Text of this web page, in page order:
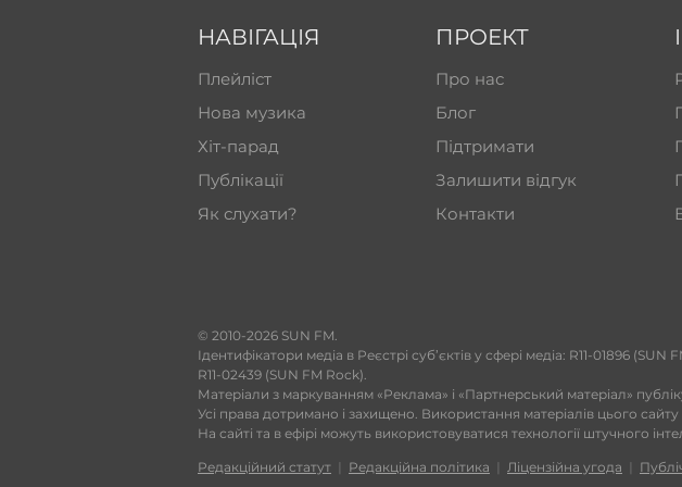
НАВІГАЦІЯ
Плейліст
Нова музика
Хіт-парад
Публікації
Як слухати?
ПРОЕКТ
Про нас
Блог
Підтримати
Залишити відгук
Контакти
​© 2010-2026 SUN FM.
Ідентифікатори медіа в Реєстрі суб’єктів у сфері медіа: R11-01896 (SUN
R11-02439 (SUN FM Rock).
Матеріали з маркуванням «Реклама» і «Партнерський матеріал»
Усі права дотримано і захищено. Використання матеріалів цього
На сайті та в ефірі можуть використовуватися технології штучного
Редакційний статут | Редакційна політика | Ліцензійна угода |